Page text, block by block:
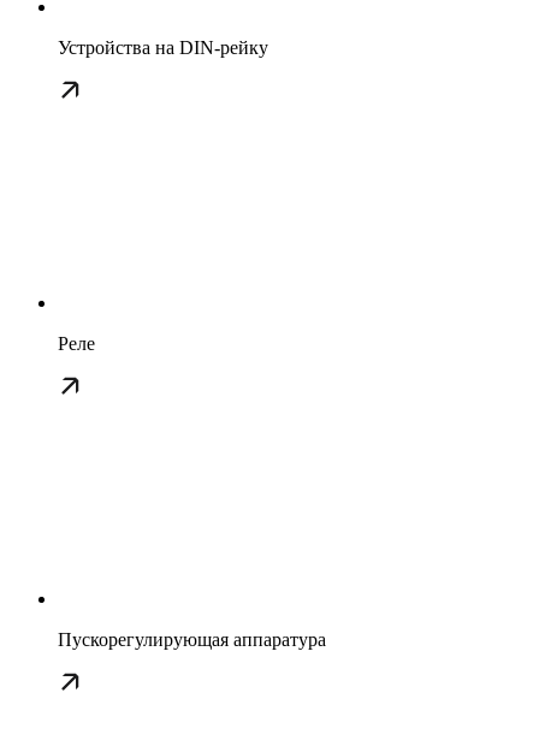
Устройства на DIN-рейку
Реле
Пускорегулирующая аппаратура